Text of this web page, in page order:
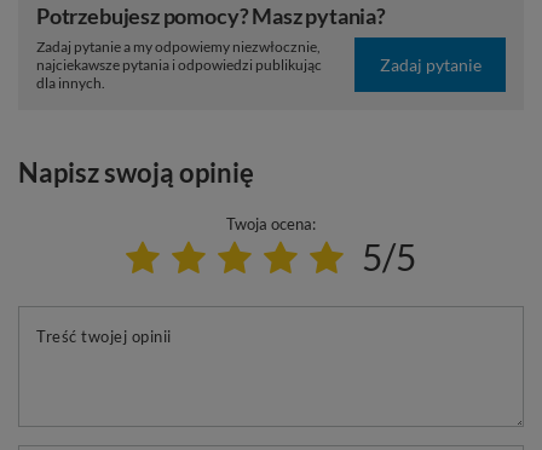
Potrzebujesz pomocy? Masz pytania?
Zadaj pytanie a my odpowiemy niezwłocznie,
najciekawsze pytania i odpowiedzi publikując
dla innych.
Zadaj pytanie
Napisz swoją opinię
Twoja ocena:
5/5
Treść twojej opinii